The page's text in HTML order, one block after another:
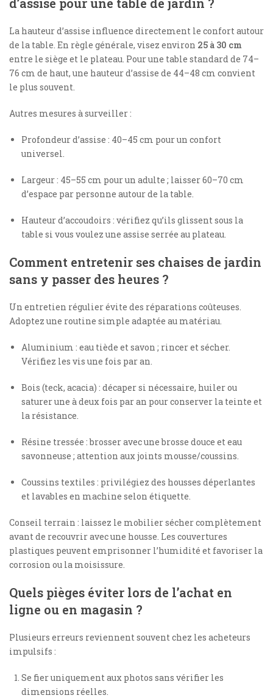
La hauteur d’assise influence directement le confort autour
de la table. En règle générale, visez environ 25 à 30 cm
entre le siège et le plateau. Pour une table standard de 74–
76 cm de haut, une hauteur d’assise de 44–48 cm convient
le plus souvent.
Autres mesures à surveiller :
Profondeur d’assise : 40–45 cm pour un confort
universel.
Largeur : 45–55 cm pour un adulte ; laisser 60–70 cm
d’espace par personne autour de la table.
Hauteur d’accoudoirs : vérifiez qu’ils glissent sous la
table si vous voulez une assise serrée au plateau.
Comment entretenir ses chaises de jardin
sans y passer des heures ?
Un entretien régulier évite des réparations coûteuses.
Adoptez une routine simple adaptée au matériau.
Aluminium : eau tiède et savon ; rincer et sécher.
Vérifiez les vis une fois par an.
Bois (teck, acacia) : décaper si nécessaire, huiler ou
saturer une à deux fois par an pour conserver la teinte et
la résistance.
Résine tressée : brosser avec une brosse douce et eau
savonneuse ; attention aux joints mousse/coussins.
Coussins textiles : privilégiez des housses déperlantes
et lavables en machine selon étiquette.
Conseil terrain : laissez le mobilier sécher complètement
avant de recouvrir avec une housse. Les couvertures
plastiques peuvent emprisonner l’humidité et favoriser la
corrosion ou la moisissure.
Quels pièges éviter lors de l’achat en
ligne ou en magasin ?
Plusieurs erreurs reviennent souvent chez les acheteurs
impulsifs :
Se fier uniquement aux photos sans vérifier les
dimensions réelles.